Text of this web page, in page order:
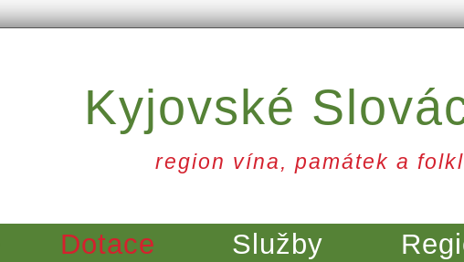
Kyjovské
region vína, památek a
Dotace Služby